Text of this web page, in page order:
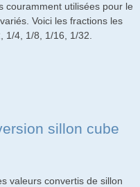
couramment utilisées pour le
Voici les fractions les
1/4, 1/8, 1/16, 1/32.
sillon cube
valeurs convertis de sillon